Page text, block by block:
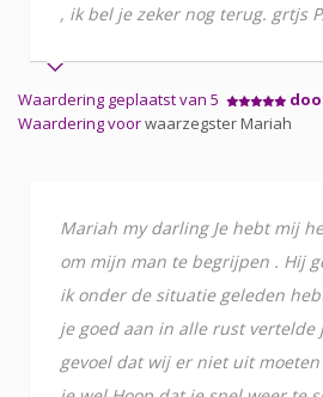
, ik bel je zeker nog terug. grtjs
Waardering geplaatst van 5
Waardering voorwaarzegster Mariah
Mariah my darling Je hebt mij
om mijn man te begrijpen . Hij
ik onder de situatie geleden
je goed aan in alle rust vertelde
gevoel dat wij er niet uit